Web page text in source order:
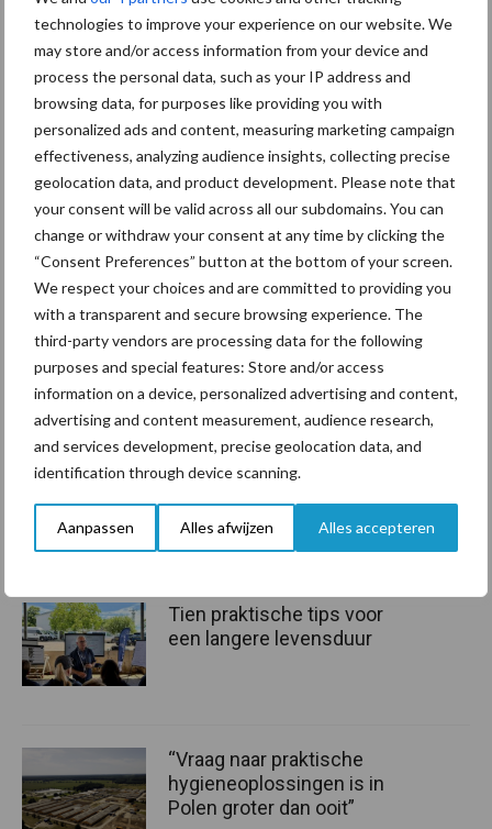
technologies to improve your experience on our website. We
may store and/or access information from your device and
process the personal data, such as your IP address and
browsing data, for purposes like providing you with
personalized ads and content, measuring marketing campaign
effectiveness, analyzing audience insights, collecting precise
geolocation data, and product development. Please note that
your consent will be valid across all our subdomains. You can
change or withdraw your consent at any time by clicking the
“Consent Preferences” button at the bottom of your screen.
We respect your choices and are committed to providing you
with a transparent and secure browsing experience. The
third-party vendors are processing data for the following
purposes and special features: Store and/or access
information on a device, personalized advertising and content,
advertising and content measurement, audience research,
and services development, precise geolocation data, and
identification through device scanning.
Aanpassen Alles afwijzen Alles accepteren
Agroscoop is een digitaal monitoringsprogramma van ForFarmers
en Reudink waarmee veehouders op ieder moment hun
technische en financiële cijfers kunnen beoordelen. Daarnaast is
vergelijking van de eigen technische resultaten met die van
collega-veehouders mogelijk. De specialisten van ForFarmers en
Reudink hebben toegang tot deze cijfers, zodat zij klanten
effectief kunnen begeleiden. Jaarlijks reikt ForFarmers in de
legpluimvee, vleespluimvee en biologisch (Reudink) de
Agroscoopbokaal uit aan een ondernemer die uitzonderlijk én
duurzaam heeft gepresteerd.
ForFarmers
Aanbevolen voor jou!
ForFarmers ziet volume en
markt
Tien praktische tips voor
een langere levensduur
“Vraag naar praktische
hygieneoplossingen is in
Polen groter dan ooit”